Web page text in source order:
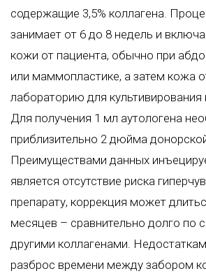
содержащие 3,5% коллагена.
занимает от 6 до 8 недель и
кожи от пациента, обычно при
или маммопластике, а затем кожа
лабораторию для культивирования
Для получения 1 мл аутологена
приблизительно 2 дюйма
Преимуществами данных
является отсутствие риска
препарату, коррекция может
месяцев – сравнительно долго по
другими коллагенами.
разброс времени между забором